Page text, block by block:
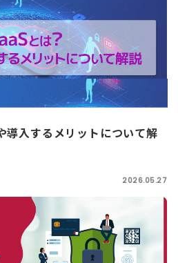
導入するメリットについて解
2026.05.27